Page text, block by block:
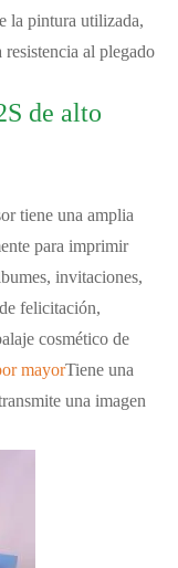
la pintura utilizada,
al plegado
de alto
tiene una amplia
para imprimir
invitaciones,
felicitación,
cosmético de
mayorTiene una
una imagen